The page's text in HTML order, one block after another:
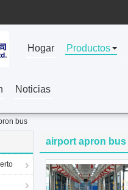
Hogar Productos
Noticias
bus
airport apron bus